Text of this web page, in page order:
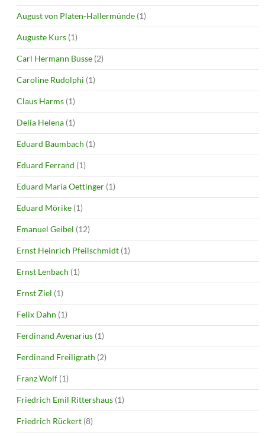
August von Platen-Hallermünde (1)
Auguste Kurs (1)
Carl Hermann Busse (2)
Caroline Rudolphi (1)
Claus Harms (1)
Delia Helena (1)
Eduard Baumbach (1)
Eduard Ferrand (1)
Eduard Maria Oettinger (1)
Eduard Mörike (1)
Emanuel Geibel (12)
Ernst Heinrich Pfeilschmidt (1)
Ernst Lenbach (1)
Ernst Ziel (1)
Felix Dahn (1)
Ferdinand Avenarius (1)
Ferdinand Freiligrath (2)
Franz Wolf (1)
Friedrich Emil Rittershaus (1)
Friedrich Rückert (8)